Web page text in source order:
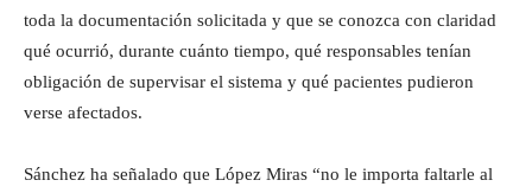
toda la documentación solicitada y que se conozca con claridad
qué ocurrió, durante cuánto tiempo, qué responsables tenían
obligación de supervisar el sistema y qué pacientes pudieron
verse afectados.
Sánchez ha señalado que López Miras “no le importa faltarle al